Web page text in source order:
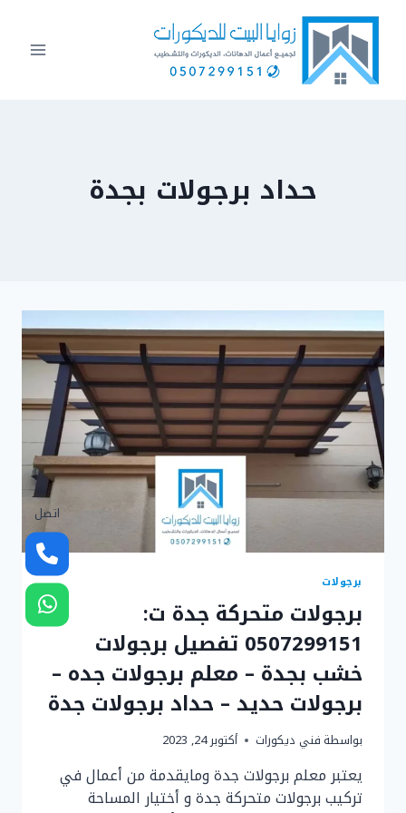
التجاوز
المحتوى
حداد برجولات بجدة
برجولات
برجولات متحركة جدة ت:
0507299151 تفصيل برجولات
خشب بجدة – معلم برجولات جده –
برجولات حديد – حداد برجولات جدة
بواسطة فني ديكورات أكتوبر 24, 2023
يعتبر معلم برجولات جدة ومايقدمة من أعمال في
تركيب برجولات متحركة جدة و أختيار المساحة
اتصل